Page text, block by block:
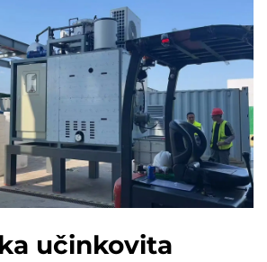
učinkovita